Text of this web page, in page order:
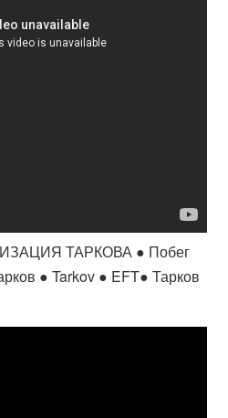
ТАРКОВА ● Побег
● Tarkov ● EFT● Тарков